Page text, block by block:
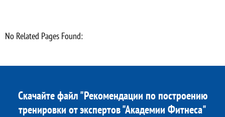
No Related Pages Found:
Скачайте файл "Рекомендации по построению
тренировки от экспертов "Академии Фитнеса"